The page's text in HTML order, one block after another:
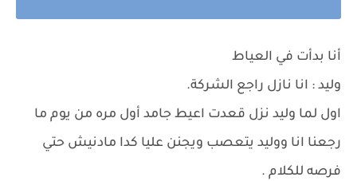
أنا بدأت في العياط
وليد : انا نازل راجع الشركة.
اول لما وليد نزل قعدت اعيط جامد أول مره من يوم ما
رجعنا انا ووليد يتعصب ويجنن عليا كدا مادنيش حتي
فرصه للكلام .